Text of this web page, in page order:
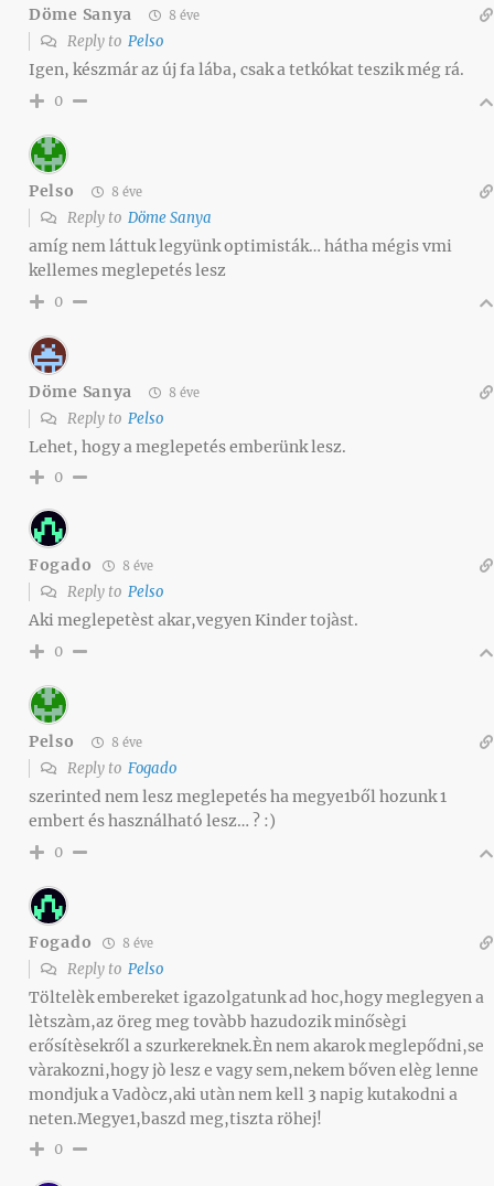
Döme Sanya 8 éve
Reply to Pelso
Igen, készmár az új fa lába, csak a tetkókat teszik még rá.
0
Pelso 8 éve
Reply to Döme Sanya
amíg nem láttuk legyünk optimisták… hátha mégis vmi
kellemes meglepetés lesz
0
Döme Sanya 8 éve
Reply to Pelso
Lehet, hogy a meglepetés emberünk lesz.
0
Fogado 8 éve
Reply to Pelso
Aki meglepetèst akar,vegyen Kinder tojàst.
0
Pelso 8 éve
Reply to Fogado
szerinted nem lesz meglepetés ha megye1ből hozunk 1
embert és használható lesz… ? :)
0
Fogado 8 éve
Reply to Pelso
Töltelèk embereket igazolgatunk ad hoc,hogy meglegyen a
lètszàm,az öreg meg tovàbb hazudozik minősègi
erősítèsekről a szurkereknek.Èn nem akarok meglepődni,se
vàrakozni,hogy jò lesz e vagy sem,nekem bőven elèg lenne
mondjuk a Vadòcz,aki utàn nem kell 3 napig kutakodni a
neten.Megye1,baszd meg,tiszta röhej!
0